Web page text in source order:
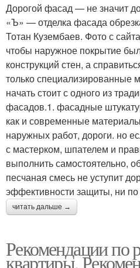
Дорогой фасад — не значит
«Ъ» — отделка фасада
Тотан Кузембаев. Фото с
чтобы наружное покрытие
конструкций стен, а
только специализированные
начать стоит с одного из
фасадов.1. фасадные
как и современные
наружных работ, дороги. но
с мастерком, шпателем и
выполнить самостоятельно,
песчаная смесь не уступит
эффективности защиты, ни
читать дальше →
Рекомендации по
квартиры.